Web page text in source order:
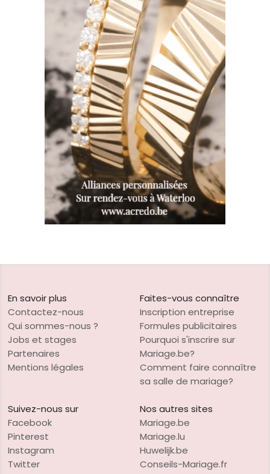
En savoir plus
Contactez-nous
Qui sommes-nous ?
Jobs et stages
Partenaires
Mentions légales
Faites-vous connaître
Inscription entreprise
Formules publicitaires
Pourquoi s'inscrire sur
Mariage.be?
Comment faire connaître
sa salle de mariage?
Suivez-nous sur
Facebook
Pinterest
Instagram
Twitter
Nos autres sites
Mariage.be
Mariage.lu
Huwelijk.be
Conseils-Mariage.fr